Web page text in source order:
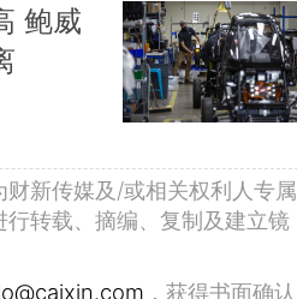
鲍威
新传媒及/或相关权利人专属
转载、摘编、复制及建立镜
，获得书面确认